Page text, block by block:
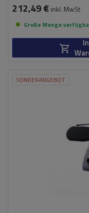
212,49 € inkl. MwSt
Große Menge
SONDERANGEBOT